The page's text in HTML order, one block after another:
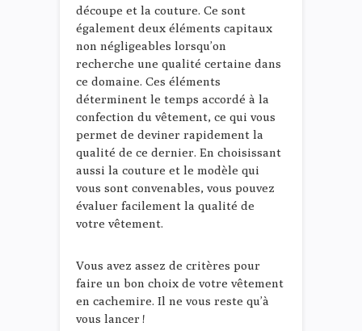
découpe et la couture. Ce sont
également deux éléments capitaux
non négligeables lorsqu’on
recherche une qualité certaine dans
ce domaine. Ces éléments
déterminent le temps accordé à la
confection du vêtement, ce qui vous
permet de deviner rapidement la
qualité de ce dernier. En choisissant
aussi la couture et le modèle qui
vous sont convenables, vous pouvez
évaluer facilement la qualité de
votre vêtement.
Vous avez assez de critères pour
faire un bon choix de votre vêtement
en cachemire. Il ne vous reste qu’à
vous lancer !